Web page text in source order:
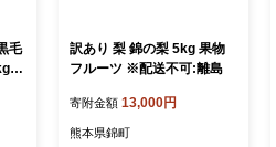
毛
(1
訳あり 梨 錦の梨 5kg 果物
フルーツ ※配送不可:離島
寄附金額 13,000円
熊本県錦町